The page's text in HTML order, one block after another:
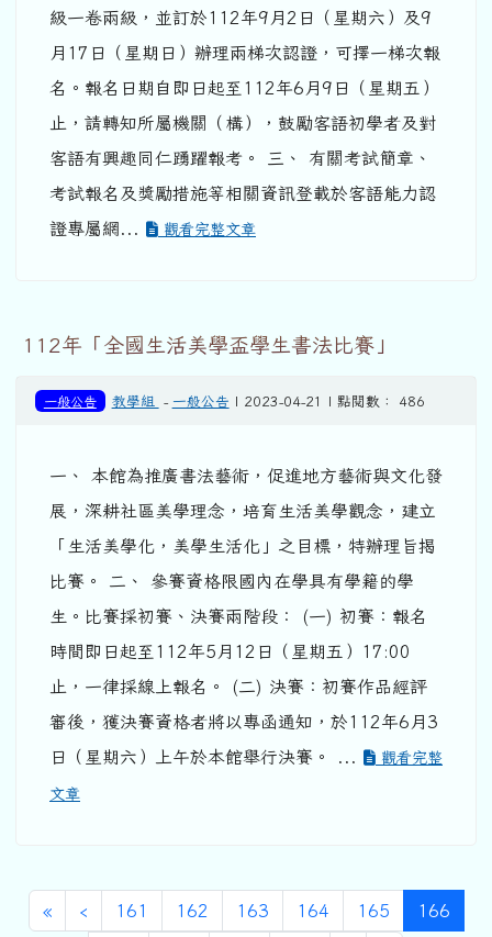
級一卷兩級，並訂於112年9月2日（星期六）及9
月17日（星期日）辦理兩梯次認證，可擇一梯次報
名。報名日期自即日起至112年6月9日（星期五）
止，請轉知所屬機關（構），鼓勵客語初學者及對
客語有興趣同仁踴躍報考。 三、 有關考試簡章、
考試報名及獎勵措施等相關資訊登載於客語能力認
證專屬網...
觀看完整文章
112年「全國生活美學盃學生書法比賽」
一般公告 教學組 - 一般公告 | 2023-04-21 | 點閱數： 486
一、 本館為推廣書法藝術，促進地方藝術與文化發
展，深耕社區美學理念，培育生活美學觀念，建立
「生活美學化，美學生活化」之目標，特辦理旨揭
比賽。 二、 參賽資格限國內在學具有學籍的學
生。比賽採初賽、決賽兩階段： (一) 初賽：報名
時間即日起至112年5月12日（星期五）17:00
止，一律採線上報名。 (二) 決賽：初賽作品經評
審後，獲決賽資格者將以專函通知，於112年6月3
日（星期六）上午於本館舉行決賽。 ...
觀看完整
文章
«第一頁
‹上一頁
161 162 163 164 165 166(目